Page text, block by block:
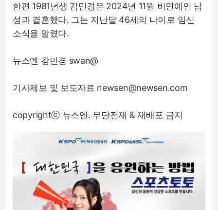
한편 1981년생 김민경은 2024년 11월 비연예인 남
성과 결혼했다. 그는 지난달 46세의 나이로 임신
소식을 알렸다.
뉴스엔 강민경 swan@
기사제보 및 보도자료 newsen@newsen.com
copyrightⓒ 뉴스엔. 무단전재 & 재배포 금지